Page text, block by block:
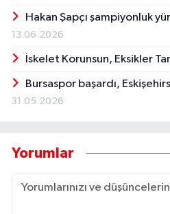
Hakan Şapçı şampiyonluk
13.06.2026
İskelet Korunsun, Eksikler
Bursaspor başardı,
31.05.2026
Yorumlar